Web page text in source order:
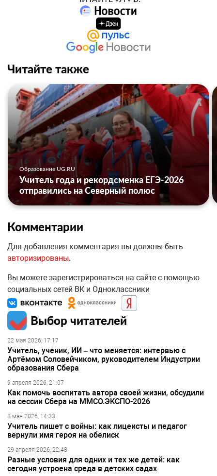
Читайте также
Образование UG.RU
Учитель года и рекордсменка ЕГЭ-2026
отправились на Северный полюс
Комментарии
Для добавления комментария вы должны быть
авторизированы.
Вы можете зарегистрироваться на сайте с помощью
социальных сетей ВК и Одноклассники
Выбор читателей
22 мая 2026, 17:17
Учитель, ученик, ИИ – что меняется: интервью с
Артёмом Соловейчиком, руководителем Индустрии
образования Сбера
9 апреля 2026, 21:07
Как помочь воспитать автора своей жизни, обсудили
на сессии Сбера на ММСО.ЭКСПО-2026
8 мая 2026, 14:33
Учитель пишет с войны: как лицеисты и педагог
вернули имя героя на обелиск
29 апреля 2026, 22:48
Разные условия для одних и тех же детей: как
сегодня устроена среда в детских садах